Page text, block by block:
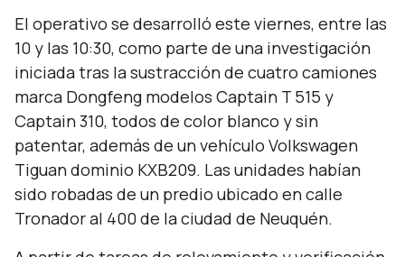
El operativo se desarrolló este viernes, entre las
10 y las 10:30, como parte de una investigación
iniciada tras la sustracción de cuatro camiones
marca Dongfeng modelos Captain T 515 y
Captain 310, todos de color blanco y sin
patentar, además de un vehículo Volkswagen
Tiguan dominio KXB209. Las unidades habían
sido robadas de un predio ubicado en calle
Tronador al 400 de la ciudad de Neuquén.